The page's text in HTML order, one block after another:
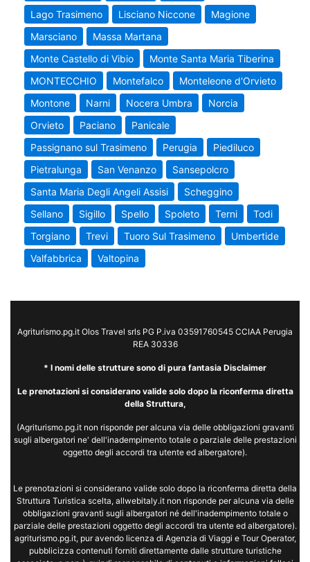
Lago Trasimeno
Lisciano Niccone
Magione
Marsciano
Massa Martana
Monte Castello di Vibio
Monte Santa Maria Tiberina
MONTECCHIO
Montefalco
Monteleone d'Orvieto
Montone
Narni Nocera Umbra
Norcia
Orvieto
Paciano
Panicale
Passignano sul Trasimeno
Perugia
Piediluco
Pietralunga
San Venanzo
Sansepolcro
Santa Maria Degli Angeli Assisi
Scheggino
Sellano
Sigillo Spello Spoleto Terni
Todi
Torgiano
Trevi Tuoro Sul Trasimeno
Umbertide
Valfabbrica
Valtopina
Agriturismo.pg.it Olos Travel srls PG P.iva 03591760545 CCIAA Perugia
REA 30336
* I nomi delle strutture sono di pura fantasia Disclaimer
Le prenotazioni si considerano valide solo dopo la riconferma diretta
della Struttura,
(Agriturismo.pg.it non risponde per alcuna via delle obbligazioni gravanti
sugli albergatori ne' dell'inadempimento totale o parziale delle prestazioni
oggetto degli accordi tra utente ed albergatore).
Le prenotazioni si considerano valide solo dopo la riconferma diretta della
Struttura Turistica scelta, allwebitaly.it non risponde per alcuna via delle
obbligazioni gravanti sugli albergatori né dell'inadempimento totale o
parziale delle prestazioni oggetto degli accordi tra utente ed albergatore).
agriturismo.pg.it, pur avendo licenza di Agenzia di Viaggi e Tour Operator,
pubblicizza contenuti forniti direttamente dalle strutture turistiche